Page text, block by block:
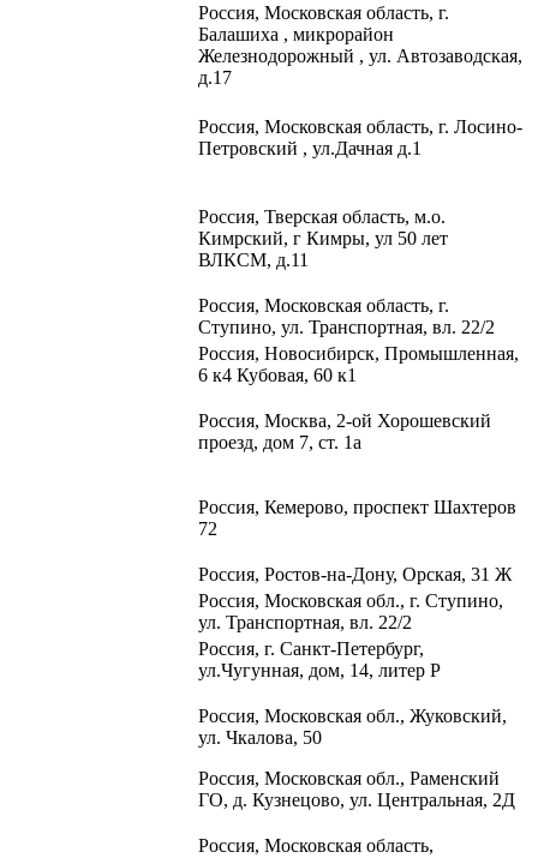
Россия, Московская область, г.
Балашиха , микрорайон
Железнодорожный , ул. Автозаводская,
д.17
Россия, Московская область, г. Лосино-
Петровский , ул.Дачная д.1
Россия, Тверская область, м.о.
Кимрский, г Кимры, ул 50 лет
ВЛКСМ, д.11
Россия, Московская область, г.
Ступино, ул. Транспортная, вл. 22/2​
Россия, Новосибирск, Промышленная,
6 к4 Кубовая, 60 к1​
Россия, Москва, 2-ой Хорошевский
проезд, дом 7, ст. 1а
Россия, Кемерово, проспект Шахтеров
72
Россия, Ростов-на-Дону, Орская, 31 Ж
Россия, Московская обл., г. Ступино,
ул. Транспортная, вл. 22/2
Россия, г. Санкт-Петербург,
ул.Чугунная, дом, 14, литер Р
Россия, Московская обл., Жуковский,
ул. Чкалова, 50
Россия, Московская обл., Раменский
ГО, д. Кузнецово, ул. Центральная, 2Д
Россия, Московская область,